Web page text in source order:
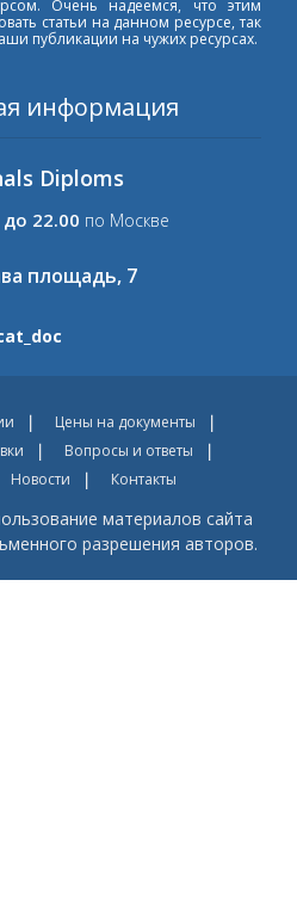
Очень надеемся, что этим
статьи на данном ресурсе, так
публикации на чужих ресурсах.
информация
Diploms
до 22.00 по Москве
площадь, 7
Цены на документы
Вопросы и ответы
Новости Контакты
материалов сайта
разрешения авторов.